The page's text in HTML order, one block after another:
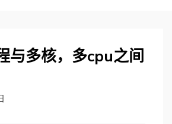
与多核，多cpu之间